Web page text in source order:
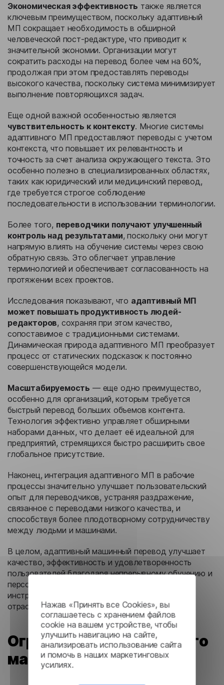
Нажав «Принять все Cookies», вы
соглашаетесь с хранением файлов
cookie на вашем устройстве, чтобы
улучшить навигацию на сайте,
анализировать использование сайта
и помочь в наших маркетинговых
усилиях.
Экономическая эффективность также является
ключевым преимуществом, поскольку адаптивный
МП сокращает необходимость в обширной
человеческой пост-редактуре, что приводит к
значительной экономии. Организации могут
сократить расходы на перевод более чем на 60%,
продолжая при этом предоставлять переводы
высокого качества, поскольку система минимизирует
выполнение повторяющихся задач.
Еще одной важной особенностью является
чувствительность к контексту. Многие системы
адаптивного МП предоставляют переводы с учетом
контекста, что повышает их релевантность и
точность за счет анализа окружающего текста. Это
особенно полезно в специализированных областях,
таких как юридический или медицинский перевод,
где требуется строгое соблюдение
последовательности в использовании терминологии.
Более того, переводчики получают улучшенный
контроль над результатами, поскольку они могут
напрямую влиять на обучение системы через свою
обратную связь. Это облегчает управление
терминологией и обеспечивает согласованность на
протяжении всех проектов.
Исследования показывают, что адаптивный МП
может повышать продуктивность людей-
редакторов, сохраняя при этом качество,
сопоставимое с традиционными системами.
Динамическая природа адаптивного МП преобразует
процесс от статических подсказок к постоянно
совершенствующейся модели.
Масштабируемость — еще одно преимущество,
особенно для организаций, которым требуется
быстрый перевод больших объемов контента.
Технология эффективно управляет обширными
наборами данных, что делает её идеальной для
предприятий, стремящихся быстро расширить свое
глобальное присутствие.
Наконец, интеграция адаптивного МП в рабочие
процессы значительно улучшает пользовательский
опыт для переводчиков, устраняя раздражение,
связанное с переводами низкого качества, и
способствуя более плодотворному сотрудничеству
между людьми и машинами.
В целом, адаптивный машинный перевод улучшает
качество, эффективность и удовлетворенность
пользователей благодаря непрерывному обучению и
персонализации, что делает его незаменимым
инструментом для различных приложений и
отраслей.
Ограничения адаптивного
машинного перевода